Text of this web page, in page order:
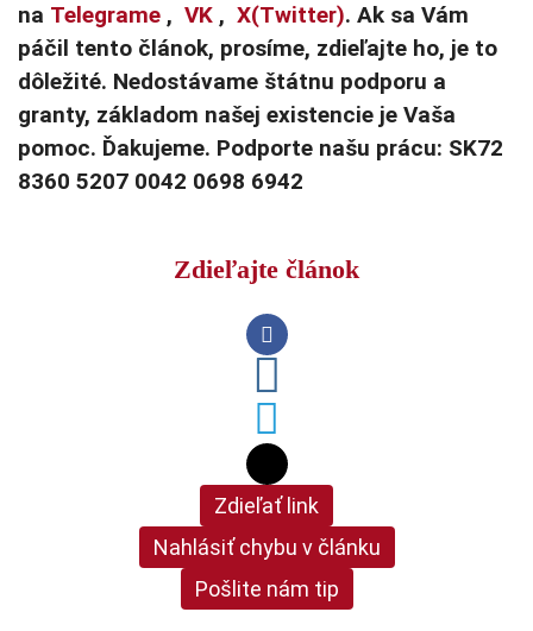
na Telegrame , VK , X(Twitter). Ak sa Vám
páčil tento článok, prosíme, zdieľajte ho, je to
dôležité. Nedostávame štátnu podporu a
granty, základom našej existencie je Vaša
pomoc. Ďakujeme. Podporte našu prácu: SK72
8360 5207 0042 0698 6942
Zdieľajte článok
Zdieľať link
Nahlásiť chybu v článku
Pošlite nám tip